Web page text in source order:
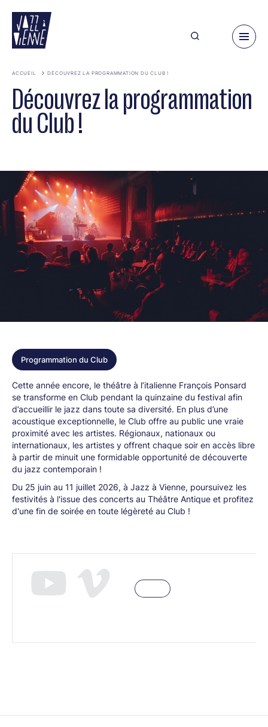
contenu
principal
ACCUEIL DÉCOUVREZ LA PROGRAMMATION DU CLUB !
Découvrez la programmation
du Club !
Programmation du Club
Cette année encore, le théâtre à l’italienne François Ponsard
se transforme en Club pendant la quinzaine du festival afin
d’accueillir le jazz dans toute sa diversité. En plus d’une
acoustique exceptionnelle, le Club offre au public une vraie
proximité avec les artistes. Régionaux, nationaux ou
internationaux, les artistes y offrent chaque soir en accès libre
à partir de minuit une formidable opportunité de découverte
du jazz contemporain !
Du 25 juin au 11 juillet 2026, à Jazz à Vienne, poursuivez les
festivités à l'issue des concerts au Théâtre Antique et profitez
d'une fin de soirée en toute légèreté au Club !